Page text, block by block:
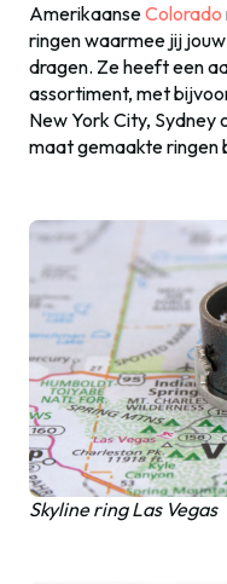
AmerikaanseColorado
ringen waarmee jij
dragen. Ze heeft een
assortiment, met
New York City, Sydney
maat gemaakte ringen
Skyline ring Las Vegas